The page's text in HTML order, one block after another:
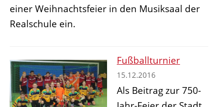
einer Weihnachtsfeier in den Musiksaal der
Realschule ein.
Fußballturnier
15.12.2016
Als Beitrag zur 750-